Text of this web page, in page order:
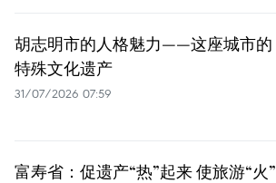
胡志明市的人格魅力——这座城市的
特殊文化遗产
31/07/2026 07:59
富寿省：促遗产“热”起来 使旅游“火”